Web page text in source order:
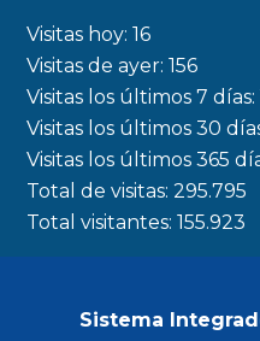
o
k
Visitas hoy:16
Visitas de ayer:156
Visitas los últimos 7 días:
Visitas los últimos 30
Visitas los últimos 365
Total de visitas:295.795
Total visitantes:155.923
Sistema